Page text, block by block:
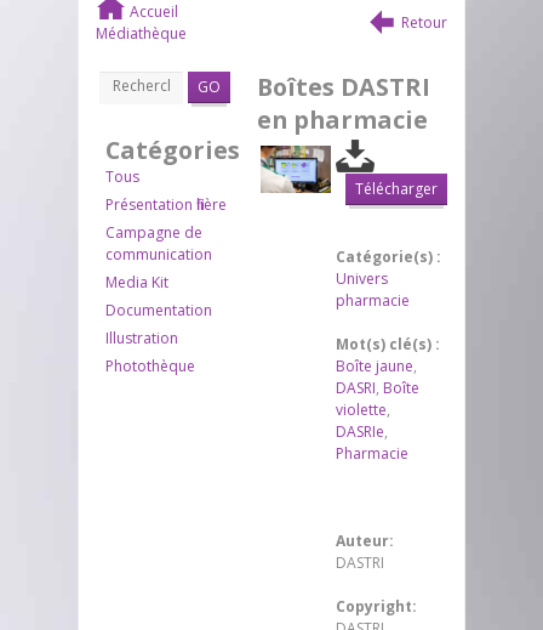
Accueil
Médiathèque
Retour
GO
Catégories
Tous
Présentation filière
Campagne de
communication
Media Kit
Documentation
Illustration
Photothèque
Boîtes DASTRI
en pharmacie
Télécharger
Catégorie(s) :
Univers
pharmacie
Mot(s) clé(s) :
Boîte jaune,
DASRI, Boîte
violette,
DASRIe,
Pharmacie
Auteur:
DASTRI
Copyright: